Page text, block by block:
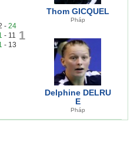
- 24
- 11
- 13
1
Thom GICQUEL
Pháp
Delphine DELRU
E
Pháp